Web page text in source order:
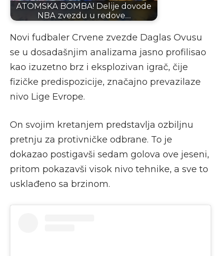
ATOMSKA BOMBA! Delije dovode
NBA zvezdu u redove…
Novi fudbaler Crvene zvezde Daglas Ovusu
se u dosadašnjim analizama jasno profilisao
kao izuzetno brz i eksplozivan igrač, čije
fizičke predispozicije, značajno prevazilaze
nivo Lige Evrope.
On svojim kretanjem predstavlja ozbiljnu
pretnju za protivničke odbrane. To je
dokazao postigavši sedam golova ove jeseni,
pritom pokazavši visok nivo tehnike, a sve to
usklađeno sa brzinom.